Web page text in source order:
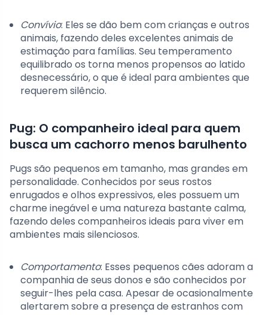
Convívio: Eles se dão bem com crianças e outros
animais, fazendo deles excelentes animais de
estimação para famílias. Seu temperamento
equilibrado os torna menos propensos ao latido
desnecessário, o que é ideal para ambientes que
requerem silêncio.
Pug: O companheiro ideal para quem
busca um cachorro menos barulhento
Pugs são pequenos em tamanho, mas grandes em
personalidade. Conhecidos por seus rostos
enrugados e olhos expressivos, eles possuem um
charme inegável e uma natureza bastante calma,
fazendo deles companheiros ideais para viver em
ambientes mais silenciosos.
Comportamento: Esses pequenos cães adoram a
companhia de seus donos e são conhecidos por
seguir-lhes pela casa. Apesar de ocasionalmente
alertarem sobre a presença de estranhos com